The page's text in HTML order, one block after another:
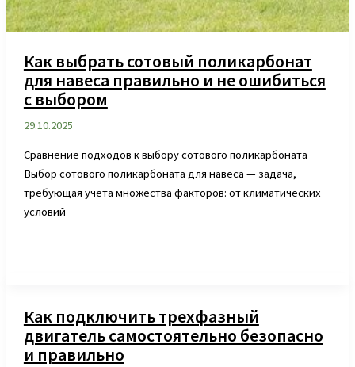
Как выбрать сотовый поликарбонат
для навеса правильно и не ошибиться
с выбором
29.10.2025
Сравнение подходов к выбору сотового поликарбоната
Выбор сотового поликарбоната для навеса — задача,
требующая учета множества факторов: от климатических
условий
Как подключить трехфазный
двигатель самостоятельно безопасно
и правильно